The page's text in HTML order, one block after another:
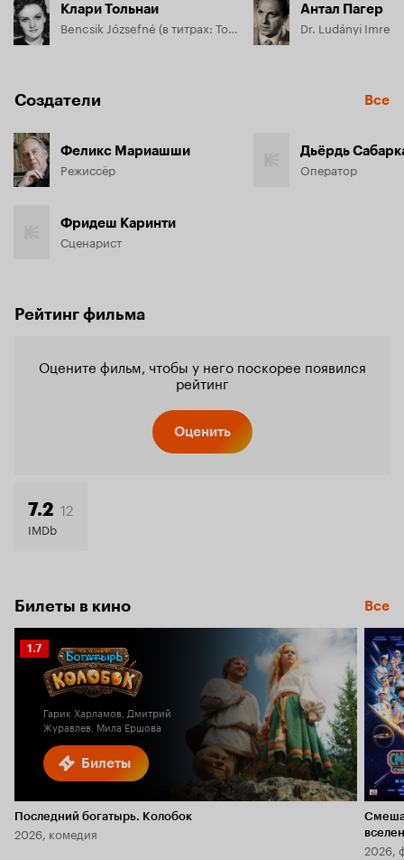
Клари Тольнаи
Bencsik Józsefné (в титрах: Tolnai Klári)
Антал Пагер
Dr. Ludányi Imre
Создатели Все
Феликс Мариашши
Режиссёр
Фридеш Каринти
Сценарист
Дьёрдь
Оператор
Рейтинг фильма
Оцените фильм, чтобы у него поскорее появился
рейтинг
Оценить
7.2 12
IMDb
Билеты в кино Все
Билеты
Рейтинг
Кинопоиска
1.7
Гарик Харламов, Дмитрий
Журавлев, Мила Ершова
Последний богатырь. Колобок
2026, комедия
2026,